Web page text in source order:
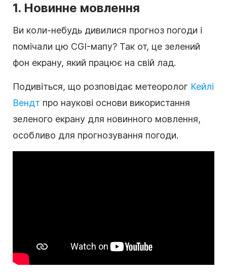
1. Новинне мовлення
Ви коли-небудь дивилися прогноз погоди і
помічали цю CGI-мапу? Так от, це зелений
фон екрану, який працює на свій лад.
Подивіться, що розповідає метеоролог Кейлі
Вендт про наукові основи використання
зеленого екрану для новинного мовлення,
особливо для прогнозування погоди.